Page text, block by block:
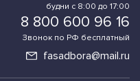
будни с 8:00 до 17:00
8 800 600 96 16
Звонок по РФ бесплатный
fasadbora@mail.ru